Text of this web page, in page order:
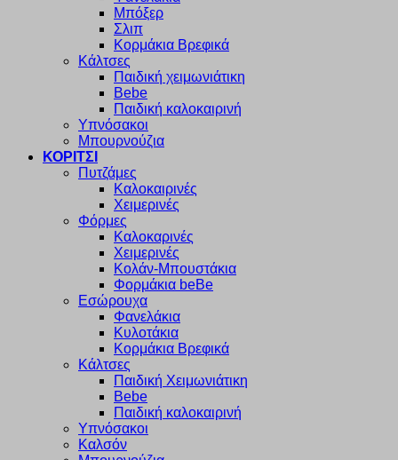
Μπόξερ
Σλιπ
Κορμάκια Βρεφικά
Κάλτσες
Παιδική χειμωνιάτικη
Bebe
Παιδική καλοκαιρινή
Υπνόσακοι
Μπουρνούζια
ΚΟΡΙΤΣΙ
Πυτζάμες
Καλοκαιρινές
Χειμερινές
Φόρμες
Καλοκαρινές
Χειμερινές
Κολάν-Μπουστάκια
Φορμάκια beBe
Εσώρουχα
Φανελάκια
Κυλοτάκια
Κορμάκια Βρεφικά
Κάλτσες
Παιδική Χειμωνιάτικη
Bebe
Παιδική καλοκαιρινή
Υπνόσακοι
Καλσόν